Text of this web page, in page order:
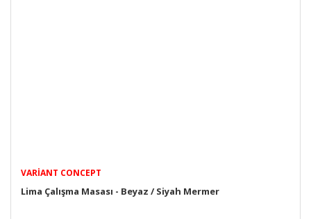
VARIANT CONCEPT
Lima Çalışma Masası - Beyaz / Siyah Mermer